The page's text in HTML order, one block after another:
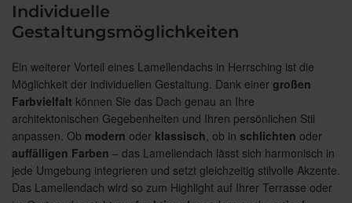
Individuelle
Gestaltungsmöglichkeiten
Ein weiterer Vorteil eines Lamellendachs in Herrsching ist die
Möglichkeit der individuellen Gestaltung. Dank einer großen
Farbvielfalt können Sie das Dach genau an Ihre
architektonischen Gegebenheiten und Ihren persönlichen Stil
anpassen. Ob modern oder klassisch , ob in schlichten oder
auffälligen Farben – das Lamellendach lässt sich harmonisch in
jede Umgebung integrieren und setzt gleichzeitig stilvolle Akzente.
Das Lamellendach wird so zum Highlight auf Ihrer Terrasse oder